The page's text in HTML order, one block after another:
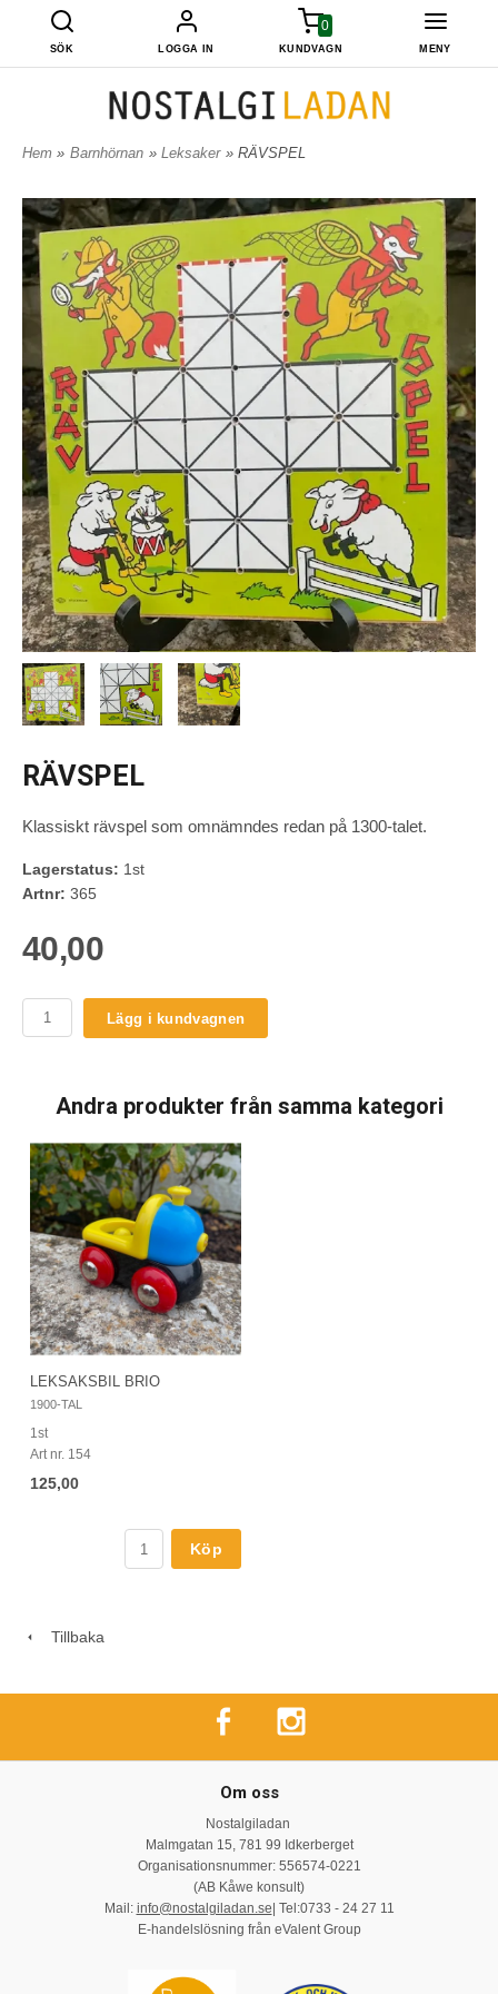
SÖK LOGGA IN
0
KUNDVAGN MENY
Hem » Barnhörnan » Leksaker » RÄVSPEL
RÄVSPEL
Klassiskt rävspel som omnämndes redan på 1300-talet.
Lagerstatus: 1st
Artnr: 365
40,00
Lägg i kundvagnen
Andra produkter från samma kategori
LEKSAKSBIL BRIO
1900-TAL
1st
Art nr. 154
125,00
Köp
Tillbaka
Om oss
Nostalgiladan
Malmgatan 15, 781 99 Idkerberget
Organisationsnummer: 556574-0221
(AB Kåwe konsult)
Mail: info@nostalgiladan.se | Tel:0733 - 24 27 11
E-handelslösning från eValent Group